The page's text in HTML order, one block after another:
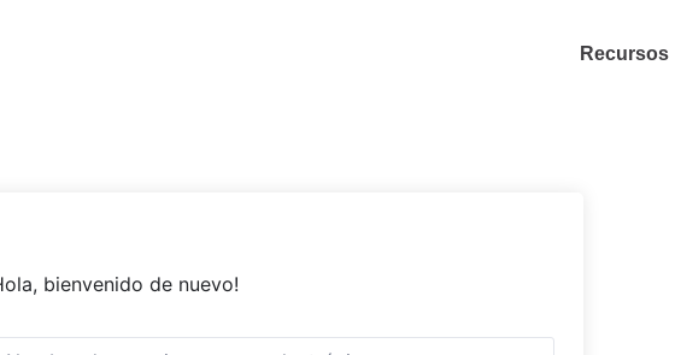
Recursos
bienvenido de nuevo!